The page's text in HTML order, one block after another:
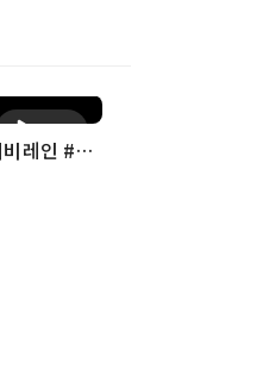
[두칠] 연쇄살인범찾기 추리액션극 헤비레인 #4화
재생